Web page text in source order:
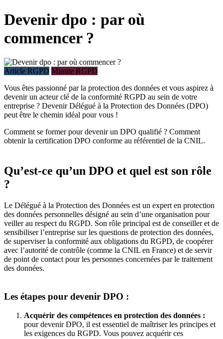
Devenir dpo : par où
commencer ?
Article RGPD Minute RGPD
Vous êtes passionné par la protection des données et vous aspirez à
devenir un acteur clé de la conformité RGPD au sein de votre
entreprise ? Devenir Délégué à la Protection des Données (DPO)
peut être le chemin idéal pour vous !
Comment se former pour devenir un DPO qualifié ? Comment
obtenir la certification DPO conforme au référentiel de la CNIL.
Qu’est-ce qu’un DPO et quel est son rôle
?
Le Délégué à la Protection des Données est un expert en protection
des données personnelles désigné au sein d’une organisation pour
veiller au respect du RGPD. Son rôle principal est de conseiller et de
sensibiliser l’entreprise sur les questions de protection des données,
de superviser la conformité aux obligations du RGPD, de coopérer
avec l’autorité de contrôle (comme la CNIL en France) et de servir
de point de contact pour les personnes concernées par le traitement
des données.
Les étapes pour devenir DPO :
Acquérir des compétences en protection des données :
pour devenir DPO, il est essentiel de maîtriser les principes et
les exigences du RGPD. Vous pouvez acquérir ces